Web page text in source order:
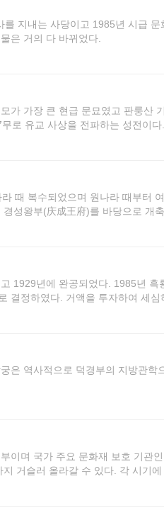
지내는 사당이고 1985년 시급
은 거의 다 바뀌었다.
가 가장 큰 현급 문묘였고 판룽산
로 유교 사상을 전파하는 성전이다.
때 복수되었으며 원나라 때부터
성왕부(庆成王府)를 바당으로 개
면적은 35,000㎡ 이상에 달했으며
1929년에 완공되었다. 1985년 흑
결정하였다. 거액을 투자하여 세
은 역사적으로 덕경부의 지방관학
이며 국가 주요 문화재 보호 기관
거슬러 올라갈 수 있다. 각 시기
계속 이진 마당으로 남아 있으며